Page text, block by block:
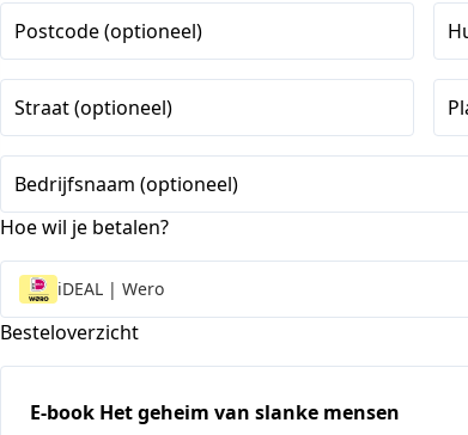
Postcode (optioneel)
Straat (optioneel)
Bedrijfsnaam (optioneel)
Hoe wil je betalen?
iDEAL | Wero
Besteloverzicht
E-book Het geheim van slanke mensen